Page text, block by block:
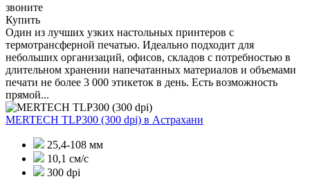
звоните
Купить
Один из лучших узких настольных принтеров с
термотрансферной печатью. Идеально подходит для
небольших организаций, офисов, складов с потребностью в
длительном хранении напечатанных материалов и объемами
печати не более 3 000 этикеток в день. Есть возможность
прямой...
MERTECH TLP300 (300 dpi) в Астрахани
25,4-108 мм
10,1 см/с
300 dpi